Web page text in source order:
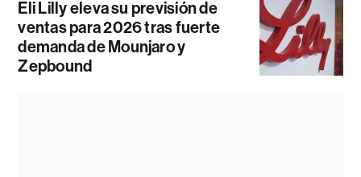
Eli Lilly eleva su previsión de
ventas para 2026 tras fuerte
demanda de Mounjaro y
Zepbound